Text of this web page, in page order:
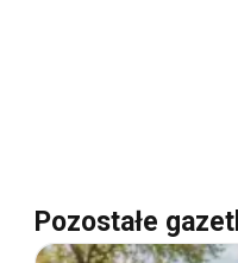
Pozostałe